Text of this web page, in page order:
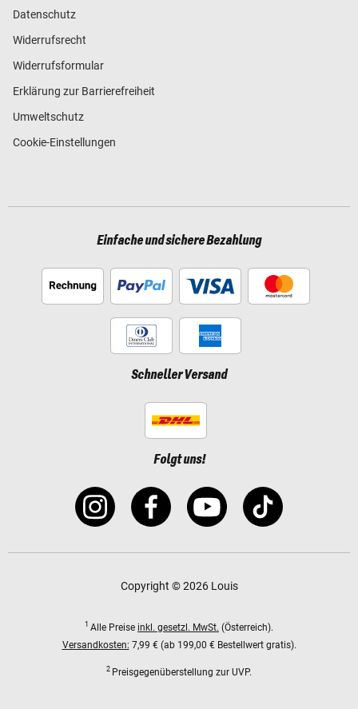
Datenschutz
Widerrufsrecht
Widerrufsformular
Erklärung zur Barrierefreiheit
Umweltschutz
Cookie-Einstellungen
Einfache und sichere Bezahlung
Schneller Versand
Folgt uns!
Copyright © 2026 Louis
1 Alle Preise inkl. gesetzl. MwSt. (Österreich).
Versandkosten: 7,99 € (ab 199,00 € Bestellwert gratis).
2 Preisgegenüberstellung zur UVP.